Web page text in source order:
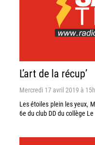
L’art de la récup’
Mercredi 17 avril 2019 à
Les étoiles plein les yeux,
6e du club DD du collège